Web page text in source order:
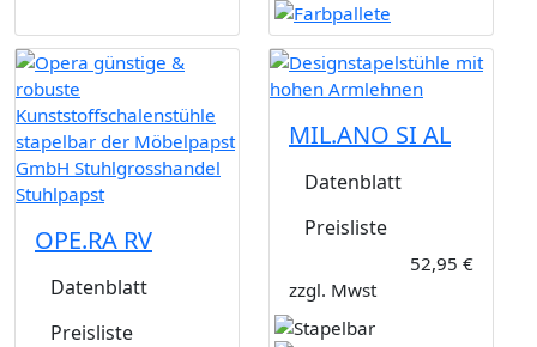
OPE.RA RV
Datenblatt
Preisliste
MIL.ANO SI AL
Datenblatt
Preisliste
52,95 €
zzgl. Mwst